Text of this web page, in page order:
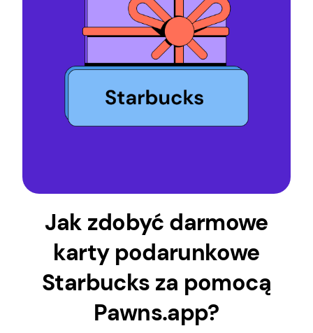
Jak zdobyć darmowe
karty podarunkowe
Starbucks za pomocą
Pawns.app?